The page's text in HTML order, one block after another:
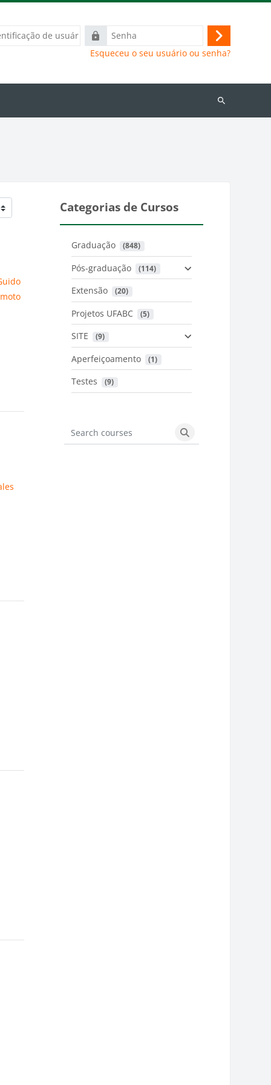
Senha
Acessar
Esqueceu o seu usuário ou senha?
Buscar
Categorias de Cursos
Graduação (848)
Pós-graduação (114)
Extensão (20)
Projetos UFABC (5)
SITE (9)
Aperfeiçoamento (1)
Testes (9)
Search courses
Search courses